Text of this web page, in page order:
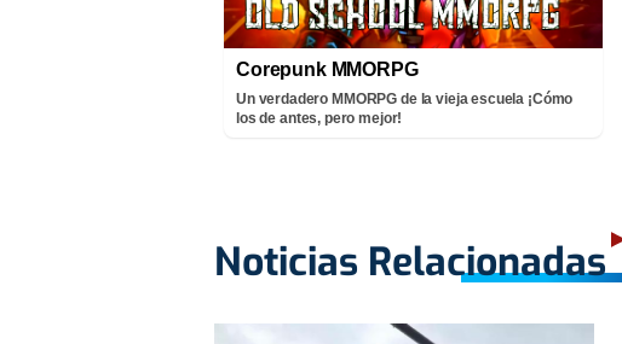
Corepunk MMORPG
Un verdadero MMORPG de la vieja escuela ¡Cómo
los de antes, pero mejor!
Noticias Relacionadas